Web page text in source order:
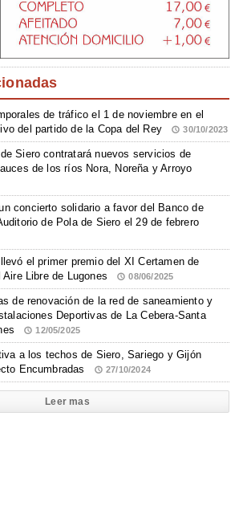
de tráfico el 1 de noviembre en el
del partido de la Copa del Rey
30/10/2023
Siero contratará nuevos servicios de
de los ríos Nora, Noreña y Arroyo
concierto solidario a favor del Banco de
de Pola de Siero el 29 de febrero
el primer premio del XI Certamen de
Libre de Lugones
08/06/2025
de renovación de la red de saneamiento y
Deportivas de La Cebera-Santa
12/05/2025
a los techos de Siero, Sariego y Gijón
Encumbradas
27/10/2024
Leer mas